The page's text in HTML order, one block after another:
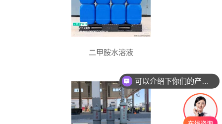
二甲胺水溶液
可以介绍下你们的产品么